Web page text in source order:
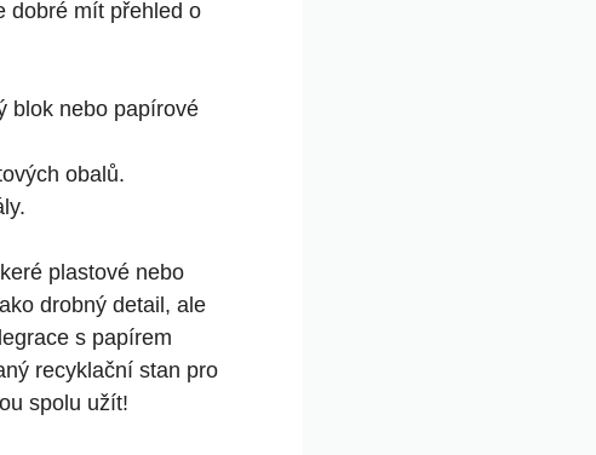
dobré mít přehled o
blok nebo papírové
obalů.
plastové nebo
drobný detail, ale
s papírem
recyklační stan pro
spolu užít!